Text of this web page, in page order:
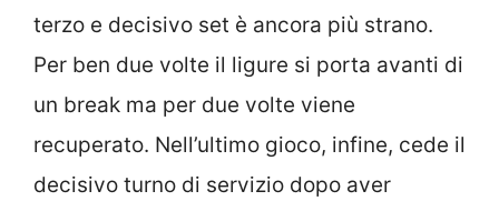
terzo e decisivo set è ancora più strano.
Per ben due volte il ligure si porta avanti di
un break ma per due volte viene
recuperato. Nell’ultimo gioco, infine, cede il
decisivo turno di servizio dopo aver